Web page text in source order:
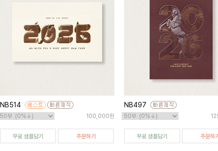
NB514
100,000원
무료 샘플담기 주문하기
NB497
무료 샘플담기 주문하